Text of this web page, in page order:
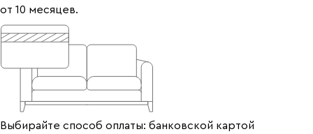
от 10 месяцев.
Выбирайте способ оплаты: банковской картой